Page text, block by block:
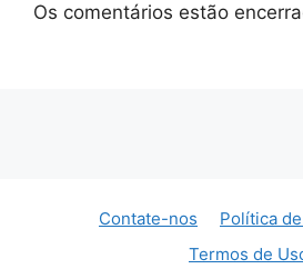
Os comentários estão
Contate-nos
Política
Termos de